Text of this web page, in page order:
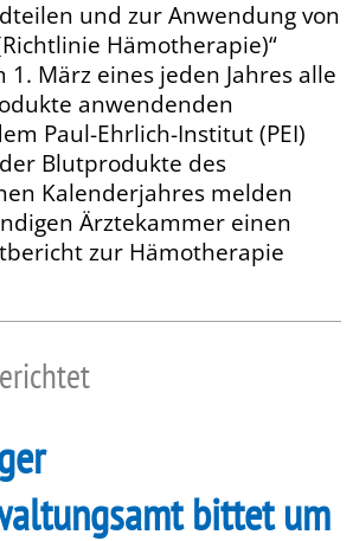
und zur Anwendung von
Hämotherapie)“
1. März eines jeden Jahres alle
anwendenden
Paul-Ehrlich-Institut (PEI)
Blutprodukte des
Kalenderjahres melden
Ärztekammer einen
zur Hämotherapie
bittet um